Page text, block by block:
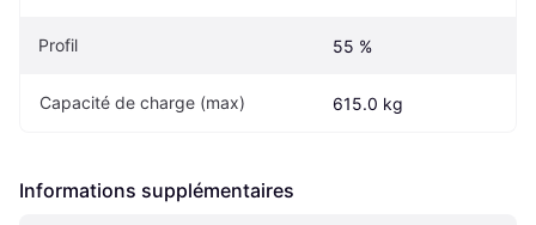
Profil 55 %
Capacité de charge (max) 615.0 kg
Informations supplémentaires